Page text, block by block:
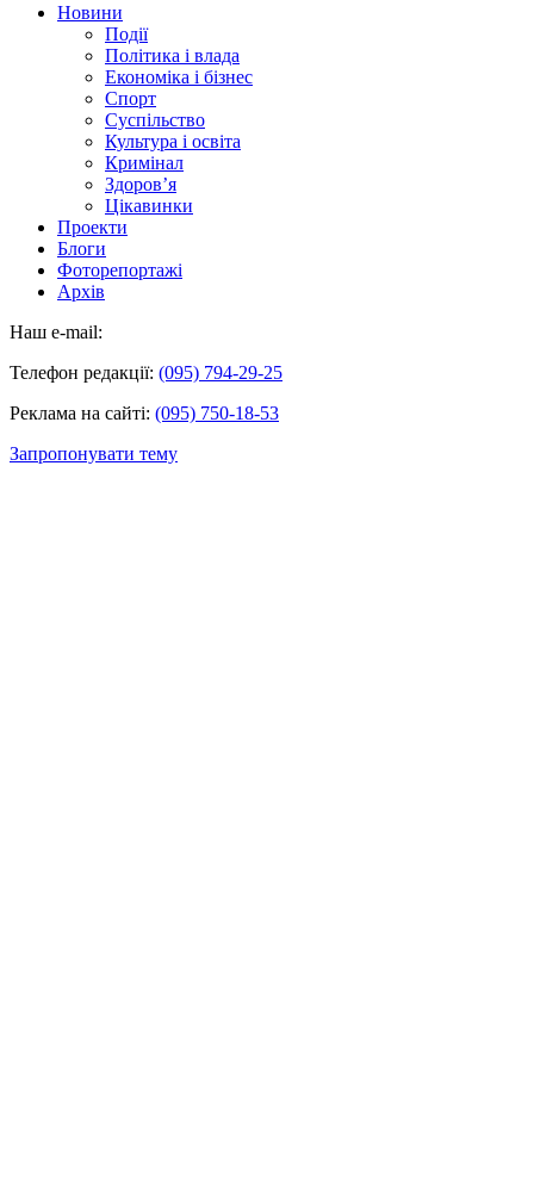
Новини
Події
Політика і влада
Економіка і бізнес
Спорт
Суспільство
Культура і освіта
Кримінал
Здоров’я
Цікавинки
Проекти
Блоги
Фоторепортажі
Архів
Наш e-mail:
Телефон редакції: (095) 794-29-25
Реклама на сайті: (095) 750-18-53
Запропонувати тему